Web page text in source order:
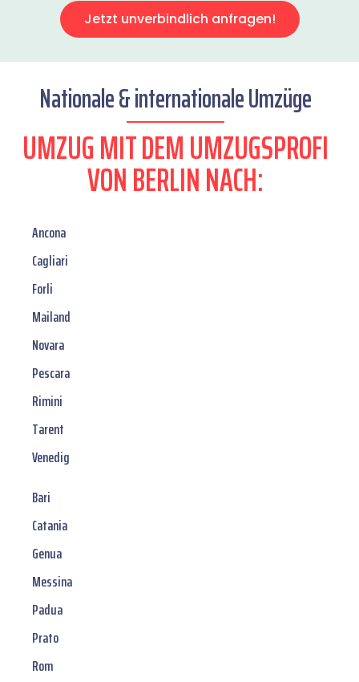
Jetzt unverbindlich anfragen!
Nationale & internationale Umzüge
UMZUG MIT DEM UMZUGSPROFI
VON BERLIN NACH:
Ancona
Cagliari
Forli
Mailand
Novara
Pescara
Rimini
Tarent
Venedig
Bari
Catania
Genua
Messina
Padua
Prato
Rom